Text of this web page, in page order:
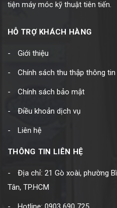
tiện máy móc kỹ thuật tiên tiến.
HỖ TRỢ KHÁCH HÀNG
Giới thiệu
Chính sách thu thập thông tin
Chính sách bảo mật
Điều khoản dịch vụ
Liên hệ
THÔNG TIN LIÊN HỆ
Địa chỉ: 21 Gò xoài, phường
Tân, TP.HCM